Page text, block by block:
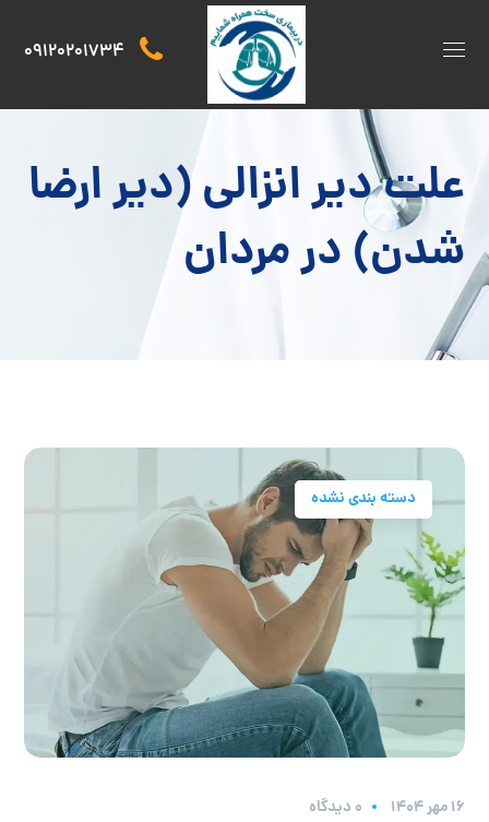
09120201734
علت دیر انزالی (دیر ارضا
شدن) در مردان
دسته بندی نشده
۱۶ مهر ۱۴۰۴ 0 دیدگاه